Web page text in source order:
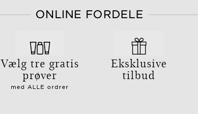
ONLINE FORDELE
Vælg tre gratis
prøver
med ALLE ordrer
Eksklusive
tilbud